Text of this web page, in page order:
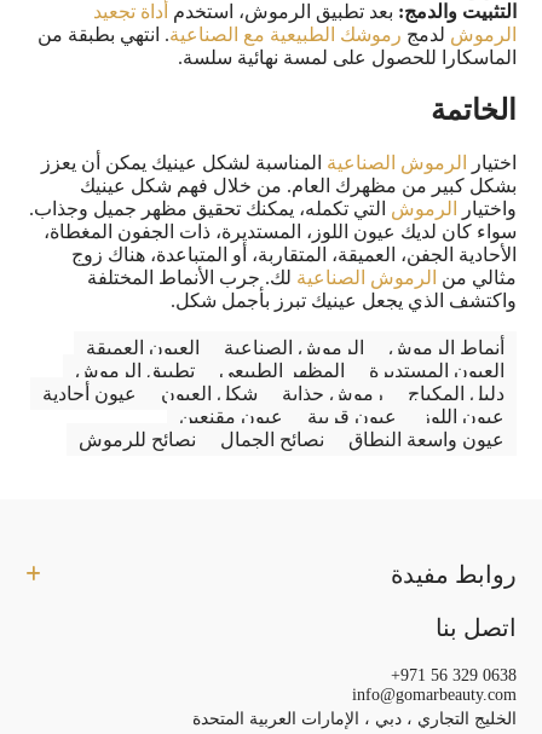
التثبيت والدمج: بعد تطبيق الرموش، استخدم أداة تجعيد
الرموش لدمج رموشك الطبيعية مع الصناعية. انتهي بطبقة من
الماسكارا للحصول على لمسة نهائية سلسة.
الخاتمة
اختيار الرموش الصناعية المناسبة لشكل عينيك يمكن أن يعزز
بشكل كبير من مظهرك العام. من خلال فهم شكل عينيك
واختيار
الرموش التي تكمله، يمكنك تحقيق مظهر جميل وجذاب.
سواء كان لديك عيون اللوز، المستديرة، ذات الجفون المغطاة،
الأحادية الجفن، العميقة، المتقاربة، أو المتباعدة، هناك زوج
مثالي من الرموش الصناعية لك. جرب الأنماط المختلفة
واكتشف الذي يجعل عينيك تبرز بأجمل شكل.
أنماط الرموش الرموش الصناعية
العيون العميقة
العيون المستديرة
المظهر الطبيعي
تطبيق الرموش
دليل المكياج
رموش جذابة شكل العيون
عيون أحادية
عيون اللوز
عيون قريبة
عيون مقنعين
عيون واسعة النطاق
نصائح الجمال نصائح للرموش
روابط مفيدة
اتصل بنا
+971 56 329 0638
info@gomarbeauty.com
الخليج التجاري ، دبي ، الإمارات العربية المتحدة